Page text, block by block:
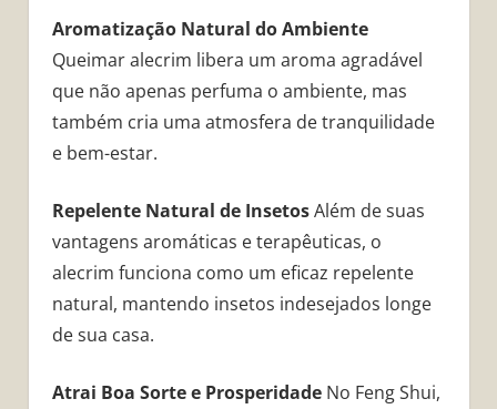
Aromatização Natural do Ambiente
Queimar alecrim libera um aroma agradável
que não apenas perfuma o ambiente, mas
também cria uma atmosfera de tranquilidade
e bem-estar.
Repelente Natural de InsetosAlém de suas
vantagens aromáticas e terapêuticas, o
alecrim funciona como um eficaz repelente
natural, mantendo insetos indesejados longe
de sua casa.
Atrai Boa Sorte e ProsperidadeNo Feng Shui,